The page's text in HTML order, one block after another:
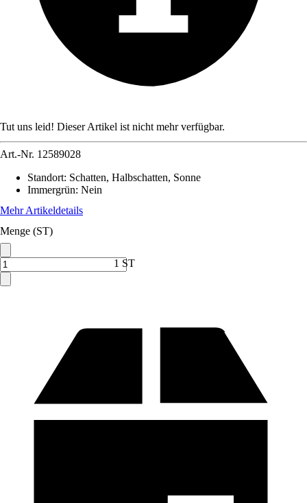
Tut uns leid! Dieser Artikel ist nicht mehr verfügbar.
Art.-Nr. 12589028
Standort: Schatten, Halbschatten, Sonne
Immergrün: Nein
Mehr Artikeldetails
Menge (ST)
1 ST